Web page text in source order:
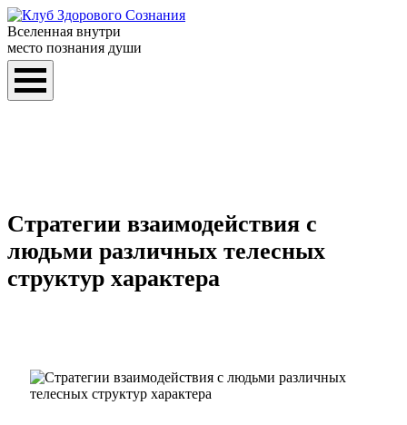
Вселенная внутри
место познания души
Стратегии взаимодействия с
людьми различных телесных
структур характера